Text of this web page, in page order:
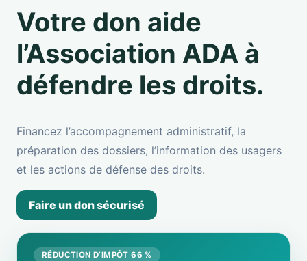
Votre don aide
l’Association ADA à
défendre les droits.
Financez l’accompagnement administratif, la
préparation des dossiers, l’information des usagers
et les actions de défense des droits.
Faire un don sécurisé
RÉDUCTION D’IMPÔT 66 %